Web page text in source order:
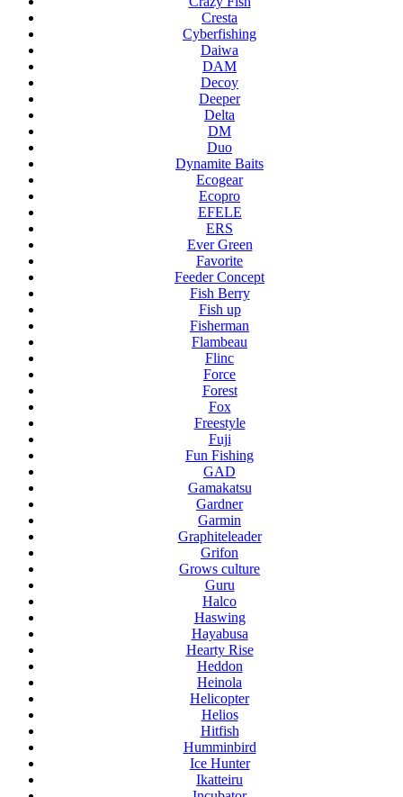
Cresta
Cyberfishing
Daiwa
DAM
Decoy
Deeper
Delta
DM
Duo
Dynamite Baits
Ecogear
Ecopro
EFELE
ERS
Ever Green
Favorite
Feeder Concept
Fish Berry
Fish up
Fisherman
Flambeau
Flinc
Force
Forest
Fox
Freestyle
Fuji
Fun Fishing
GAD
Gamakatsu
Gardner
Garmin
Graphiteleader
Grifon
Grows culture
Guru
Halco
Haswing
Hayabusa
Hearty Rise
Heddon
Heinola
Helicopter
Helios
Hitfish
Humminbird
Ice Hunter
Ikatteiru